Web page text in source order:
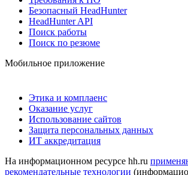
Безопасный HeadHunter
HeadHunter API
Поиск работы
Поиск по резюме
Мобильное приложение
Этика и комплаенс
Оказание услуг
Использование сайтов
Защита персональных данных
ИТ аккредитация
На информационном ресурсе hh.ru
рекомендательные технологии